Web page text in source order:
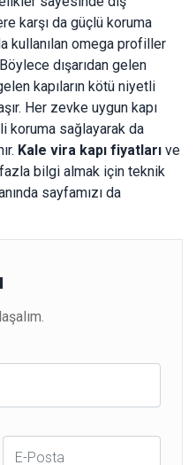
karşı da güçlü koruma
kullanılan omega profiller
dışarıdan gelen
kapıların kötü niyetli
Her zevke uygun kapı
koruma sağlayarak da
Kale vira kapı fiyatları ve
bilgi almak için teknik
sayfamızı da
E-
Posta